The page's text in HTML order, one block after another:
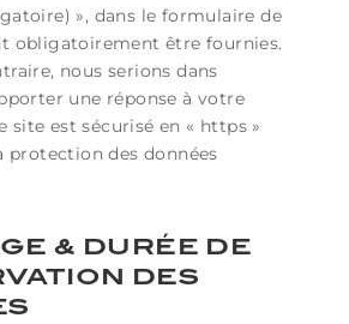
», dans le formulaire de
obligatoirement être fournies.
nous serions dans
une réponse à votre
site est sécurisé en « https »
protection des données
& DURÉE DE
DES